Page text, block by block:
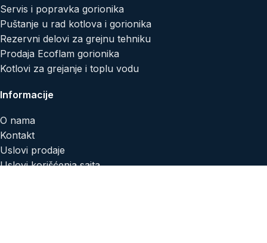
Servis i popravka gorionika
Puštanje u rad kotlova i gorionika
Rezervni delovi za grejnu tehniku
Prodaja Ecoflam gorionika
Kotlovi za grejanje i toplu vodu
Informacije
O nama
Kontakt
Uslovi prodaje
Uslovi korišćenja sajta